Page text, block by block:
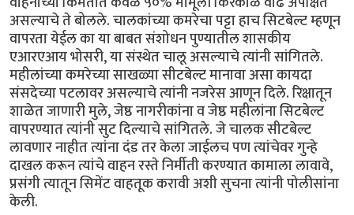
असल्याचे ते बोलले. चालकांच्या कमरेचा पट्टा हाच सिटबेल्ट म्हणून
वापरता येईल का या बाबत संशोधन पुण्यातील शासकीय
एआरएआय भोसरी, या संस्थेत चालू असल्याचे त्यांनी सांगितले.
महीलांच्या कमरेच्या साखळ्या सीटबेल्ट मानावा असा कायदा
संसदेच्या पटलावर असल्याचे त्यांनी नजरेस आणून दिले. रिक्षातून
शाळेत जाणारी मुले, जेष्ठ नागरीकांना व जेष्ठ महीलांना सिटबेल्ट
वापरण्यात त्यांनी सुट दिल्याचे सांगितले. जे चालक सीटबेल्ट
लावणार नाहीत त्यांना दंड तर केला जाईलच पण त्यांचेवर गुन्हे
दाखल करून त्यांचे वाहन रस्ते निर्मीती करण्यात कामाला लावावे,
प्रसंगी त्यातून सिमेंट वाहतूक करावी अशी सुचना त्यांनी पोलीसांना
केली.